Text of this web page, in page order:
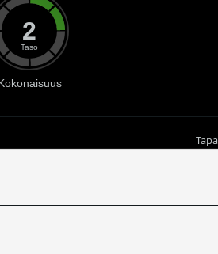
2
Taso